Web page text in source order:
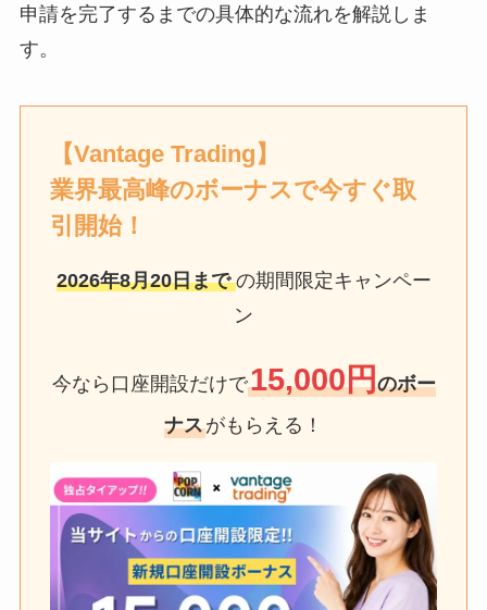
申請を完了するまでの具体的な流れを解説しま
す。
【Vantage Trading】
業界最高峰のボーナスで今すぐ取
引開始！
2026年8月20日までの期間限定キャンペー
ン
今なら口座開設だけで15,000円のボー
ナスがもらえる！